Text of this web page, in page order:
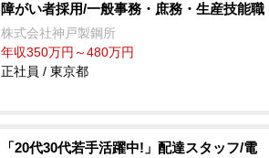
障がい者採用/一般事務・庶務・生産技能職
株式会社神戸製鋼所
年収350万円～480万円
正社員 / 東京都
「20代30代若手活躍中!」配達スタッフ/電